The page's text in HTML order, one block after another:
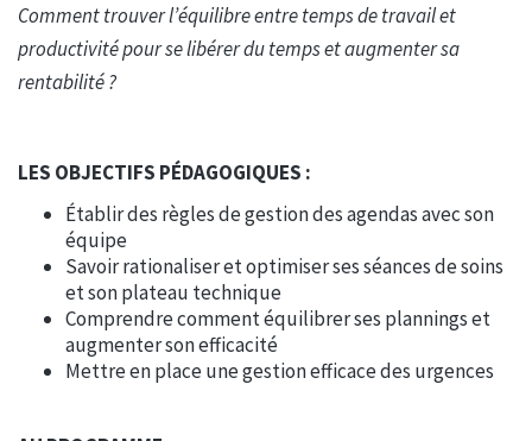
Comment trouver l’équilibre entre temps de travail et
productivité pour se libérer du temps et augmenter sa
rentabilité ?
LES OBJECTIFS PÉDAGOGIQUES :
Établir des règles de gestion des agendas avec son
équipe
Savoir rationaliser et optimiser ses séances de soins
et son plateau technique
Comprendre comment équilibrer ses plannings et
augmenter son efficacité
Mettre en place une gestion efficace des urgences